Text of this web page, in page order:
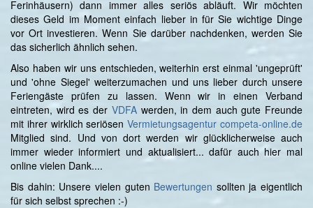
Ferinhäusern) dann immer alles seriös abläuft. Wir möchten
dieses Geld im Moment einfach lieber in für Sie wichtige Dinge
vor Ort investieren. Wenn Sie darüber nachdenken, werden Sie
das sicherlich ähnlich sehen.
Also haben wir uns entschieden, weiterhin erst einmal 'ungeprüft'
und 'ohne Siegel' weiterzumachen und uns lieber durch unsere
Feriengäste prüfen zu lassen. Wenn wir in einen Verband
eintreten, wird es der VDFAwerden, in dem auch gute Freunde
mit ihrer wirklich seriösenVermietungsagentur competa-online.de
Mitglied sind. Und von dort werden wir glücklicherweise auch
immer wieder informiert und aktualisiert... dafür auch hier mal
online vielen Dank....
Bis dahin: Unsere vielen guten Bewertungen sollten ja eigentlich
für sich selbst sprechen :-)